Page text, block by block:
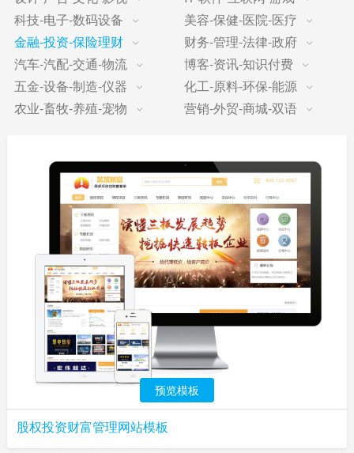
科技-电子-数码设备
美容-保健-医院-医疗
金融-投资-保险理财
财务-管理-法律-政府
汽车-汽配-交通-物流
博客-资讯-知识付费
五金-设备-制造-仪器
化工-原料-环保-能源
农业-畜牧-养殖-宠物
营销-外贸-商城-双语
预览模板
股权投资财富管理网站模板